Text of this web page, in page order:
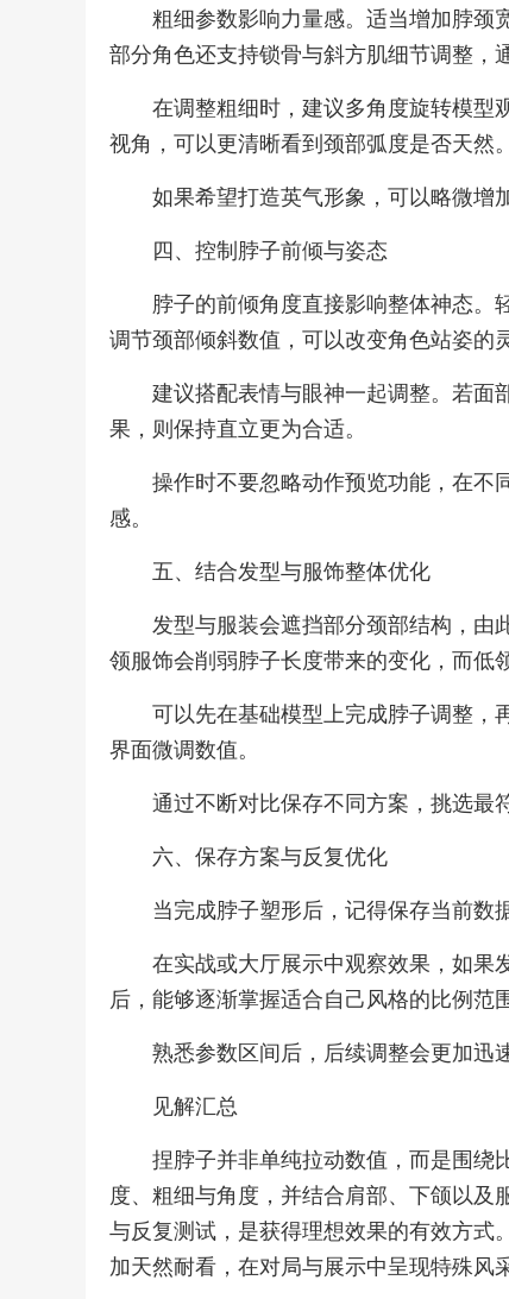
粗细参数影响力量感。适当增加脖颈
部分角色还支持锁骨与斜方肌细节调整，
在调整粗细时，建议多角度旋转模型
视角，可以更清晰看到颈部弧度是否天然。
如果希望打造英气形象，可以略微增
四、控制脖子前倾与姿态
脖子的前倾角度直接影响整体神态。
调节颈部倾斜数值，可以改变角色站姿的
建议搭配表情与眼神一起调整。若面
果，则保持直立更为合适。
操作时不要忽略动作预览功能，在不
感。
五、结合发型与服饰整体优化
发型与服装会遮挡部分颈部结构，由
领服饰会削弱脖子长度带来的变化，而低
可以先在基础模型上完成脖子调整，
界面微调数值。
通过不断对比保存不同方案，挑选最
六、保存方案与反复优化
当完成脖子塑形后，记得保存当前数
在实战或大厅展示中观察效果，如果
后，能够逐渐掌握适合自己风格的比例范
熟悉参数区间后，后续调整会更加迅
见解汇总
捏脖子并非单纯拉动数值，而是围绕
度、粗细与角度，并结合肩部、下颌以及
与反复测试，是获得理想效果的有效方式
加天然耐看，在对局与展示中呈现特殊风采